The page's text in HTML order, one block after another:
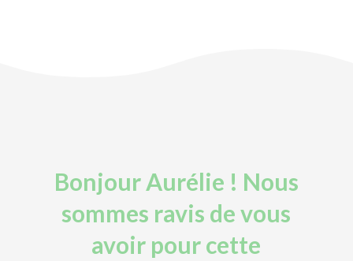
Bonjour Aurélie ! Nous
sommes ravis de vous
avoir pour cette